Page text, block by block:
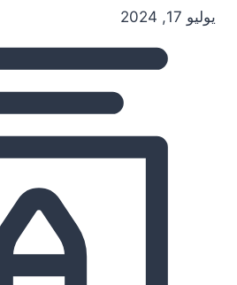
يوليو 17, 2024